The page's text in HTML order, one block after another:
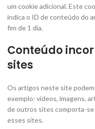
um cookie adicional. Este
indica o ID de conteúdo do
fim de 1 dia.
Conteúdo
sites
Os artigos neste site
exemplo: vídeos, imagens,
de outros sites comporta-
esses sites.